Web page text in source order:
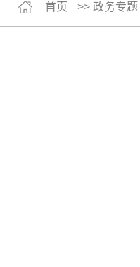
首页 >> 政务专题